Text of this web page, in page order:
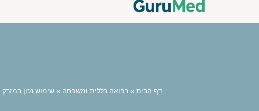
דף הבית » רפואה כללית ומשפחה » שימוש נכון